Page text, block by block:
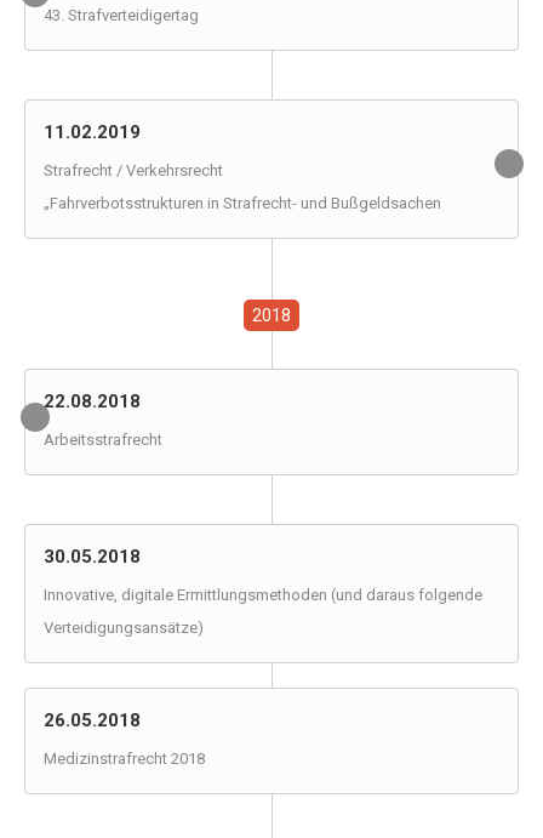
43. Strafverteidigertag
11.02.2019
Strafrecht / Verkehrsrecht
„Fahrverbotsstrukturen in Strafrecht- und Bußgeldsachen
2018
22.08.2018
Arbeitsstrafrecht
30.05.2018
Innovative, digitale Ermittlungsmethoden (und daraus folgende
Verteidigungsansätze)
26.05.2018
Medizinstrafrecht 2018